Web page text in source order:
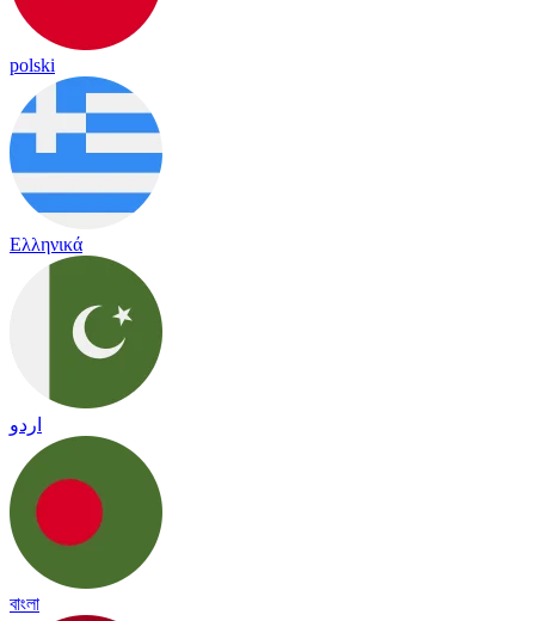
polski
Ελληνικά
اردو
বাংলা